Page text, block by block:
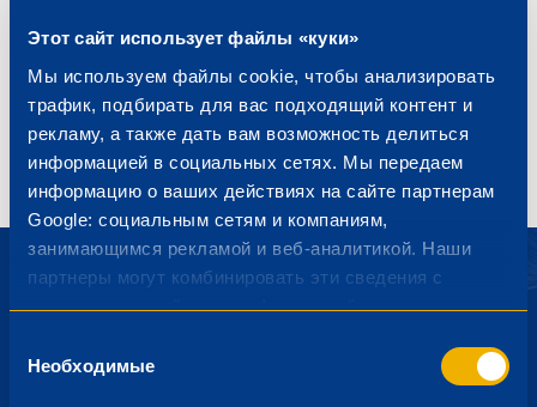
Этот сайт использует файлы «куки»
Мы используем файлы cookie, чтобы анализировать
трафик, подбирать для вас подходящий контент и
рекламу, а также дать вам возможность делиться
информацией в социальных сетях. Мы передаем
информацию о ваших действиях на сайте партнерам
Google: социальным сетям и компаниям,
занимающимся рекламой и веб-аналитикой. Наши
партнеры могут комбинировать эти сведения с
предоставленной вами информацией, а также
вами их сервисов.
согласия
Необходимые
близкими и друзьями.
Спасибо, что выбираете магазины MEGO!
Подпишись на новости от